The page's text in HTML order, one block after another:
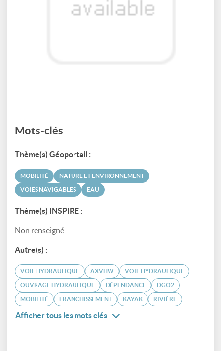
Mots-clés
Thème(s) Géoportail :
MOBILITÉ NATURE ET ENVIRONNEMENT
VOIES NAVIGABLES EAU
Thème(s) INSPIRE :
Non renseigné
Autre(s) :
VOIE HYDRAULIQUE AXVHW VOIE HYDRAULIQUE
OUVRAGE HYDRAULIQUE DÉPENDANCE DGO2
MOBILITÉ FRANCHISSEMENT KAYAK RIVIÈRE
Afficher tous les mots clés